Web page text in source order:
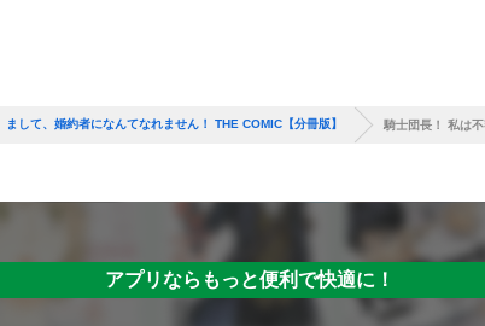
して、婚約者になんてなれません！ THE COMIC【分冊版】 騎士団長！ 私は
アプリならもっと便利で快適に！